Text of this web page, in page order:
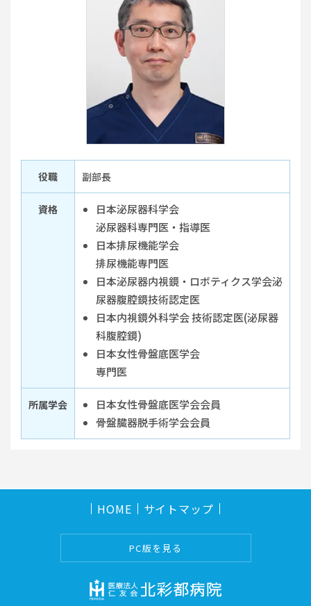
役職 副部長
資格
日本泌尿器科学会
泌尿器科専門医・指導医
日本排尿機能学会
排尿機能専門医
日本泌尿器内視鏡・ロボティクス学会泌
尿器腹腔鏡技術認定医
日本内視鏡外科学会 技術認定医(泌尿器
科腹腔鏡)
日本女性骨盤底医学会
専門医
所属学会
日本女性骨盤底医学会会員
骨盤臓器脱手術学会会員
HOME サイトマップ
PC版を見る